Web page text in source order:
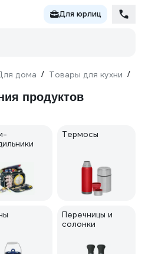
Для юрлиц
дома / Товары для кухни /
продуктов
Термосы
Перечницы и
солонки